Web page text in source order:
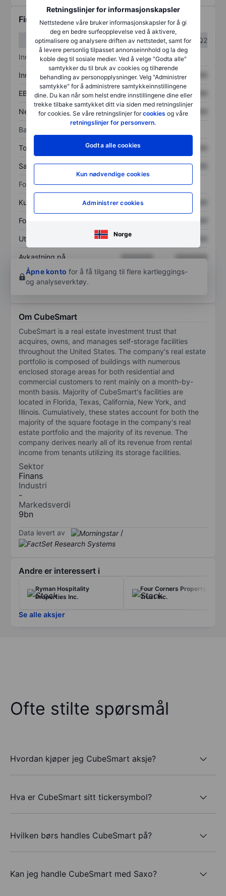
Retningslinjer for informasjonskapsler
Nettstedene våre bruker informasjonskapsler for å gi
deg en bedre surfeopplevelse ved å aktivere,
optimalisere og analysere driften av nettstedet, samt for
å levere personlig tilpasset annonseinnhold og la deg
koble deg til sosiale medier. Ved å velge "Godta alle"
samtykker du til bruk av cookies og tilhørende
behandling av personopplysninger. Velg "Administrer
samtykke" for å administrere samtykkeinnstillingene
dine. Du kan når som helst endre innstillingene dine eller
trekke tilbake samtykket ditt via siden med retningslinjer
for cookies. Se våre retningslinjer forcookies og våre
retningslinjer for personvern.
Godta alle cookies
Kun nødvendige cookies
Administrer cookies
Norge
Finansiell informasjon
Q1
Q2
Inntektsoversikt
Inntekter XXXXXXX XXXXXXX
EBITDA XXXXXXX XXXXXXX
Nettoinntekt XXXXXXX XXXXXXX
Balanse
Totale eiendeler XXXXXXX
Samlet gjeld XXXXXXX XXXXXXX
Forholdstall
Kurs/salg XXXXXXX
Fortjeneste per aksje
Utbytte per aksje XXXXXXX
Avkastning på
egenkapital
XXXXXXX
XXXXXXX
Åpne konto for å få tilgang til flere kartleggings-
og analyseverktøy.
Om CubeSmart
CubeSmart is a real estate investment trust that
acquires, owns, and manages self-storage facilities
throughout the United States. The company's real estate
portfolio is composed of buildings with numerous
enclosed storage areas for both residential and
commercial customers to rent mainly on a month-by-
month basis. Majority of CubeSmart's facilities are
located in Florida, Texas, California, New York, and
Illinois. Cumulatively, these states account for both the
majority of the square footage in the company's real
estate portfolio and the majority of its revenue. The
company derives nearly all of its revenue from rental
income from tenants utilizing its storage facilities.
Sektor
Finans
Industri
-
Markedsverdi
9bn
Data levert av /
Andre er interessert i
Ryman Hospitality
Properties Inc.
Four Corners Property
Trust Inc.
Se alle aksjer
Ofte stilte spørsmål
Hvordan kjøper jeg CubeSmart aksje?
Hva er CubeSmart sitt tickersymbol?
Hvilken børs handles CubeSmart på?
Kan jeg handle CubeSmart med Saxo?